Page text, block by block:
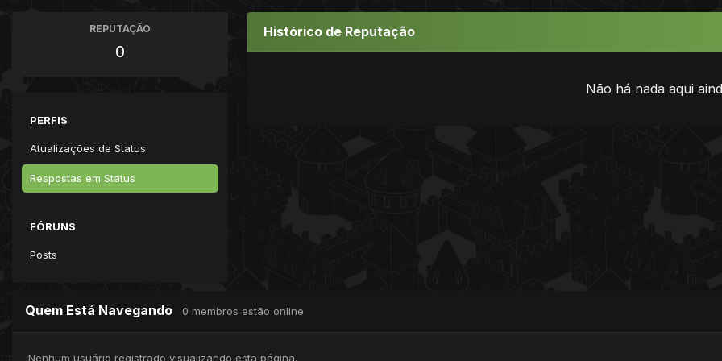
REPUTAÇÃO
0
PERFIS
Atualizações de Status
Respostas em Status
FÓRUNS
Posts
Histórico de Reputação
Não há nada aqui
Quem Está Navegando 0 membros estão online
Nenhum usuário registrado visualizando esta página.